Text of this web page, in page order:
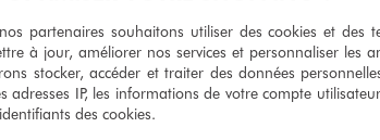
partenaires souhaitons utiliser des cookies et des
à jour, améliorer nos services et personnaliser les
stocker, accéder et traiter des données
adresses IP, les informations de votre compte
des cookies.